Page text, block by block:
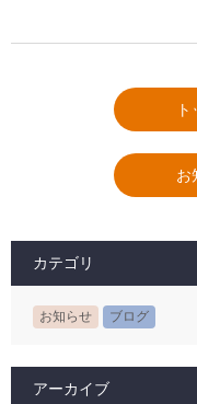
お
カテゴリ
お知らせ ブログ
アーカイブ